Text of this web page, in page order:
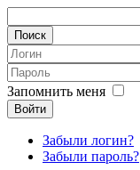
Запомнить меня
Войти
Забыли логин?
Забыли пароль?